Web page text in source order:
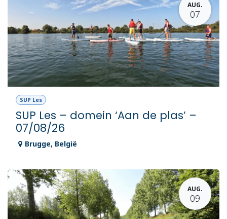
AUG.
07
SUP Les
SUP Les – domein ‘Aan de plas’ –
07/08/26
Brugge, België
AUG.
09